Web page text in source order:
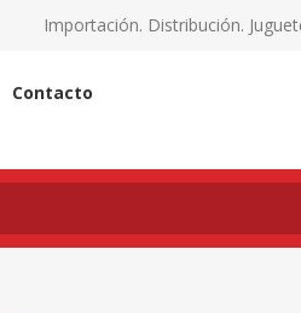
Importación. Distribución.
Contacto